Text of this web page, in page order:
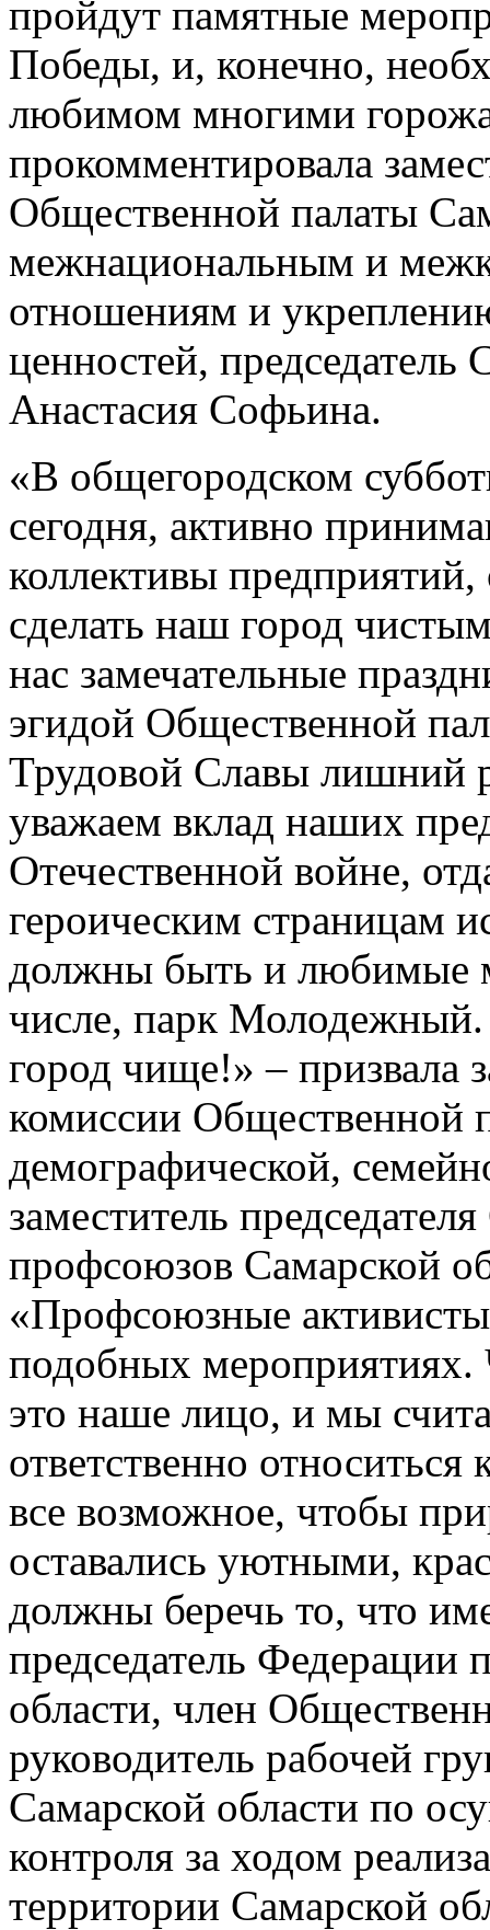
пройдут памятные
Победы, и, конечно,
любимом многими
прокомментировала
Общественной палаты
межнациональным и
отношениям и
ценностей,
Анастасия Софьина.
«В общегородском
сегодня, активно
коллективы
сделать наш город
нас замечательные
эгидой Общественной
Трудовой Славы лишний
уважаем вклад наших
Отечественной войне,
героическим страницам
должны быть и любимые
числе, парк Молодежный.
город чище!» – призвала
комиссии Общественной
демографической,
заместитель
профсоюзов Самарской
«Профсоюзные
подобных мероприятиях.
это наше лицо, и мы
ответственно
все возможное, чтобы
оставались уютными,
должны беречь то, что
председатель
области, член
руководитель рабочей
Самарской области по
контроля за ходом
территории Самарской